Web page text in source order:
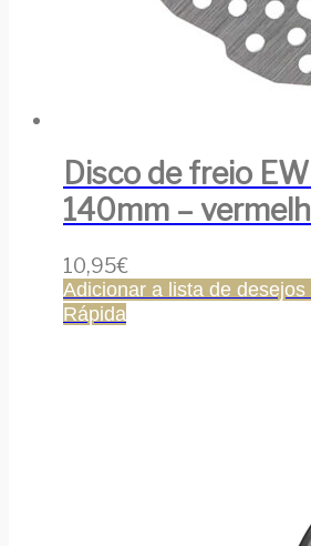
Disco de freio
140mm –
10,95€
Adicionar a lista de desejos
Rápida